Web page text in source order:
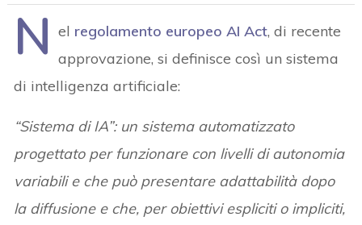
N el regolamento europeo AI Act, di recente
approvazione, si definisce così un sistema
di intelligenza artificiale:
“Sistema di IA”: un sistema automatizzato
progettato per funzionare con livelli di autonomia
variabili e che può presentare adattabilità dopo
la diffusione e che, per obiettivi espliciti o impliciti,